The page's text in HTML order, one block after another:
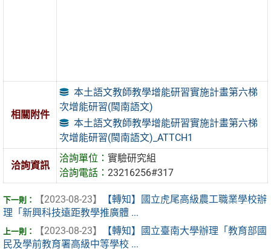
相關附件
本土語文教師教學增能研習實施計畫第六梯
次增能研習(閩南語文)
本土語文教師教學增能研習實施計畫第六梯
次增能研習(閩南語文)_ATTCH1
洽詢資訊
洽詢單位：實驗研究組
洽詢電話：23216256#317
【2023-08-23】
【轉知】國立虎尾高級農工職業學校辦
理「新興科技遠距教學推廣體 ...
【2023-08-23】
【轉知】國立臺南大學辦理「教育部國
民及學前教育署高級中等學校 ...